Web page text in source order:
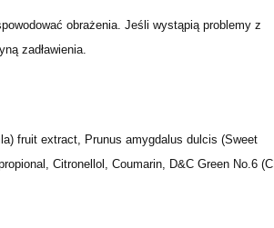
obrażenia. Jeśli wystąpią problemy z
zadławienia.
fruit extract, Prunus amygdalus dulcis (Sweet
Citronellol, Coumarin, D&C Green No.6 (CI